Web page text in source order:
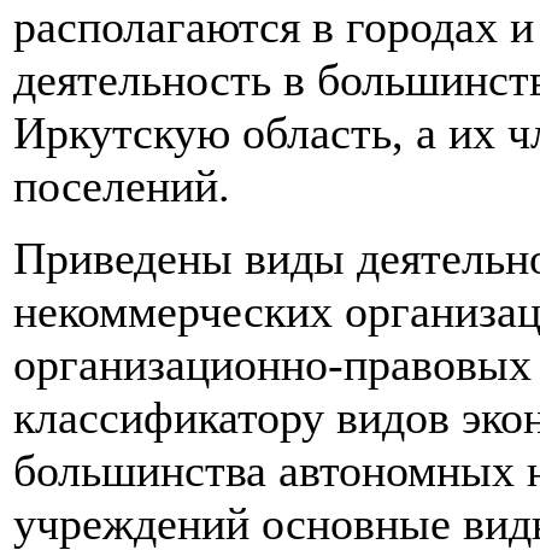
располагаются в городах
деятельность в
Иркутскую область, а их
поселений.
Приведены виды
некоммерческих
организационно-
классификатору видов
большинства автономных
учреждений основные